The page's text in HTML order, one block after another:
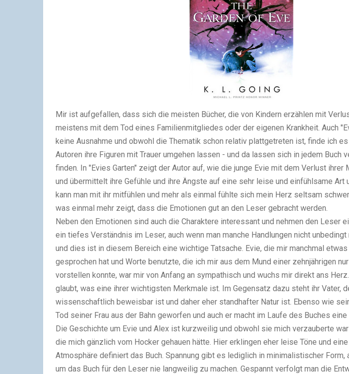
Mir ist aufgefallen, dass sich die meisten Bücher, die von Kindern erzählen mit
meistens mit dem Tod eines Familienmitgliedes oder der eigenen Krankheit. Auch
keine Ausnahme und obwohl die Thematik schon relativ plattgetreten ist, finde ich
Autoren ihre Figuren mit Trauer umgehen lassen - und da lassen sich in jedem Buch
finden. In "Evies Garten" zeigt der Autor auf, wie die junge Evie mit dem Verlust ihrer
und übermittelt ihre Gefühle und ihre Ängste auf eine sehr leise und einfühlsame Art
kann man mit ihr mitfühlen und mehr als einmal fühlte sich mein Herz seltsam
was einmal mehr zeigt, dass die Emotionen gut an den Leser gebracht werden.
Neben den Emotionen sind auch die Charaktere interessant und nehmen den Leser
ein tiefes Verständnis im Leser, auch wenn man manche Handlungen nicht unbedingt
und dies ist in diesem Bereich eine wichtige Tatsache. Evie, die mir manchmal
gesprochen hat und Worte benutzte, die ich mir aus dem Mund einer zehnjährigen
vorstellen konnte, war mir von Anfang an sympathisch und wuchs mir direkt ans
glaubt, was eine ihrer wichtigsten Merkmale ist. Im Gegensatz dazu steht ihr Vater,
wissenschaftlich beweisbar ist und daher eher standhafter Natur ist. Ebenso wie
Tod seiner Frau aus der Bahn geworfen und auch er macht im Laufe des Buches eine
Die Geschichte um Evie und Alex ist kurzweilig und obwohl sie mich verzauberte
die mich gänzlich vom Hocker gehauen hätte. Hier erklingen eher leise Töne und
Atmosphäre definiert das Buch. Spannung gibt es lediglich in minimalistischer Form,
um das Buch für den Leser nie langweilig zu machen. Gespannt verfolgt man die